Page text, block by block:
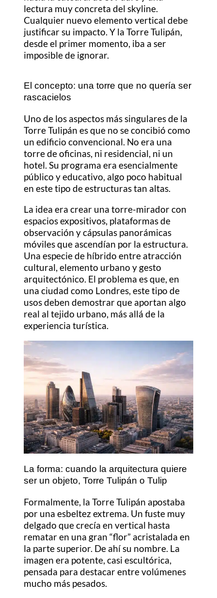
lectura muy concreta del skyline.
Cualquier nuevo elemento vertical debe
justificar su impacto. Y la Torre Tulipán,
desde el primer momento, iba a ser
imposible de ignorar.
El concepto: una torre que no quería ser
rascacielos
Uno de los aspectos más singulares de la
Torre Tulipán es que no se concibió como
un edificio convencional. No era una
torre de oficinas, ni residencial, ni un
hotel. Su programa era esencialmente
público y educativo, algo poco habitual
en este tipo de estructuras tan altas.
La idea era crear una torre-mirador con
espacios expositivos, plataformas de
observación y cápsulas panorámicas
móviles que ascendían por la estructura.
Una especie de híbrido entre atracción
cultural, elemento urbano y gesto
arquitectónico. El problema es que, en
una ciudad como Londres, este tipo de
usos deben demostrar que aportan algo
real al tejido urbano, más allá de la
experiencia turística.
La forma: cuando la arquitectura quiere
ser un objeto, Torre Tulipán o Tulip
Formalmente, la Torre Tulipán apostaba
por una esbeltez extrema. Un fuste muy
delgado que crecía en vertical hasta
rematar en una gran “flor” acristalada en
la parte superior. De ahí su nombre. La
imagen era potente, casi escultórica,
pensada para destacar entre volúmenes
mucho más pesados.